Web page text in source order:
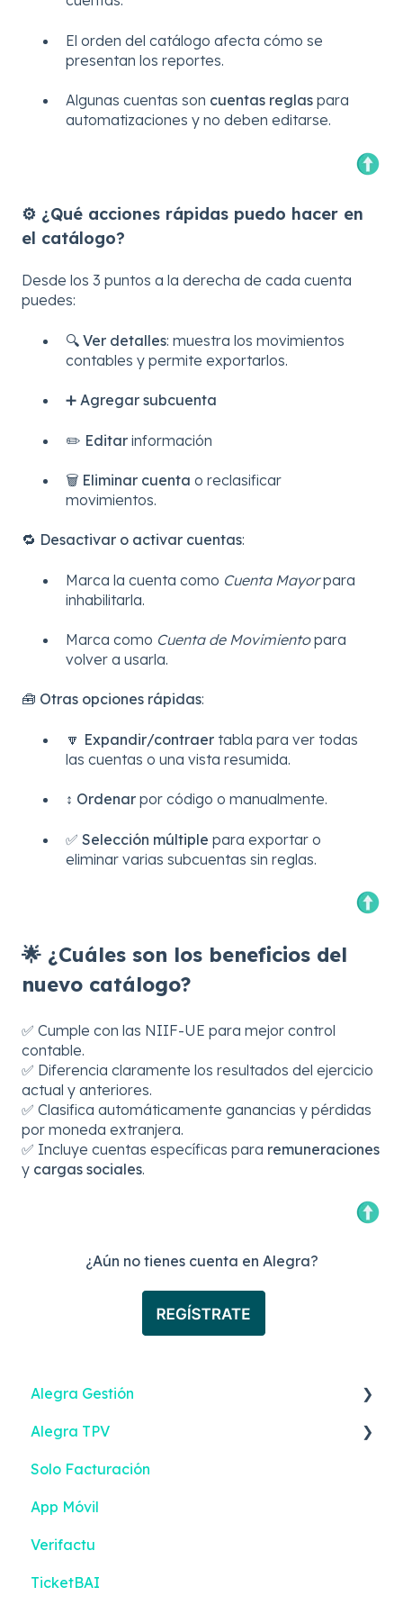
El orden del catálogo afecta cómo se
presentan los reportes.
Algunas cuentas son cuentas reglas para
automatizaciones y no deben editarse.
⚙️ ¿Qué acciones rápidas puedo hacer en
el catálogo?
Desde los 3 puntos a la derecha de cada cuenta
puedes:
🔍 Ver detalles: muestra los movimientos
contables y permite exportarlos.
➕ Agregar subcuenta
✏️ Editar información
🗑️ Eliminar cuenta o reclasificar
movimientos.
🔁 Desactivar o activar cuentas:
Marca la cuenta como Cuenta Mayorpara
inhabilitarla.
Marca como Cuenta de Movimientopara
volver a usarla.
🧰 Otras opciones rápidas:
🔽 Expandir/contraer tabla para ver todas
las cuentas o una vista resumida.
↕️ Ordenar por código o manualmente.
✅ Selección múltiple para exportar o
eliminar varias subcuentas sin reglas.
🌟 ¿Cuáles son los beneficios del
nuevo catálogo?
✅ Cumple con las NIIF-UE para mejor control
contable.
✅ Diferencia claramente los resultados del ejercicio
actual y anteriores.
✅ Clasifica automáticamente ganancias y pérdidas
por moneda extranjera.
✅ Incluye cuentas específicas para remuneraciones
y cargas sociales.
¿Aún no tienes cuenta en Alegra?
Alegra Gestión
Facturación Electrónica
Ingresos
Gastos
Inventario
Tesorería
Alegra TPV
Facturación Electrónica
Configuraciones
Solo Facturación
App Móvil
Verifactu
TicketBAI